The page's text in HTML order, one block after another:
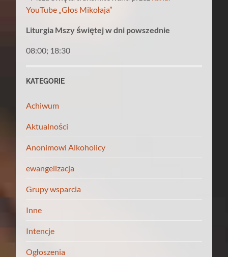
YouTube „Głos Mikołaja”
Liturgia Mszy świętej w dni powszednie
08:00; 18:30
KATEGORIE
Achiwum
Aktualności
Anonimowi Alkoholicy
ewangelizacja
Grupy wsparcia
Inne
Intencje
Ogłoszenia